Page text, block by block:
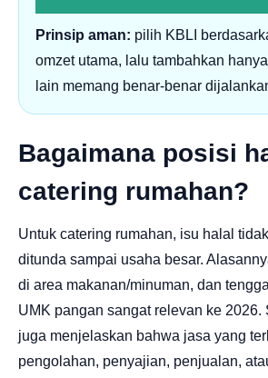
Prinsip aman: pilih KBLI
omzet utama, lalu tambahkan
lain memang benar-benar
Bagaimana posisi
catering rumahan?
Untuk catering rumahan, isu halal
ditunda sampai usaha besar.
di area makanan/minuman, dan
UMK pangan sangat relevan ke 2026.
juga menjelaskan bahwa jasa yang
pengolahan, penyajian, penjualan,